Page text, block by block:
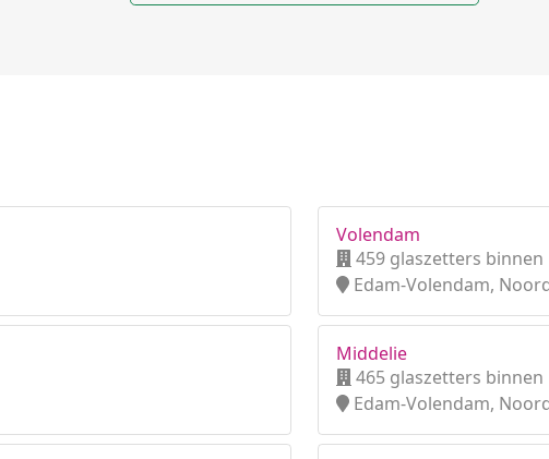
Volendam
459 glaszetters binnen
Edam-Volendam,
Middelie
465 glaszetters binnen
Edam-Volendam,